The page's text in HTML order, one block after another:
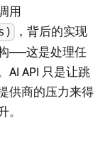
用
，背后的实现
——这是处理任
AI API 只是让跳
供商的压力来得
。